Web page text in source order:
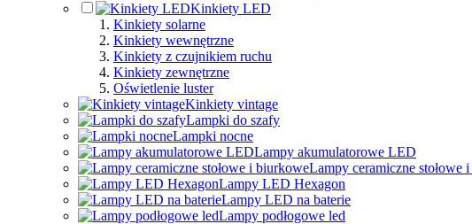
Kinkiety LED
Kinkiety solarne
Kinkiety wewnętrzne
Kinkiety z czujnikiem ruchu
Kinkiety zewnętrzne
Oświetlenie luster
Kinkiety vintage
Lampki do szafy
Lampki nocne
Lampy akumulatorowe LED
Lampy ceramiczne stołowe
Lampy LED Hexagon
Lampy LED na baterie
Lampy podłogowe led